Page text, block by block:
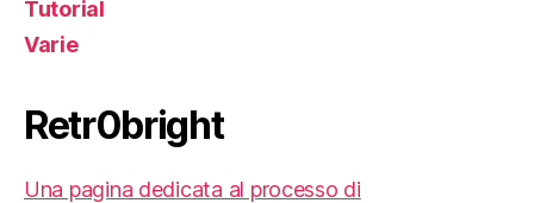
Tutorial
Varie
Retr0bright
Una pagina dedicata al processo di